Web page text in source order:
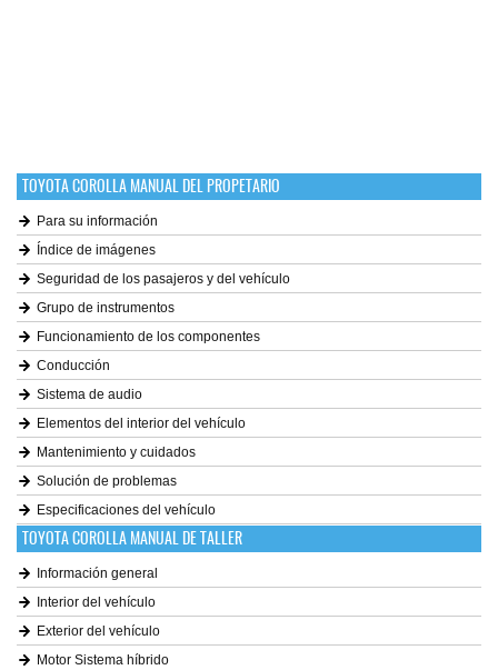
TOYOTA COROLLA MANUAL DEL PROPETARIO
Para su información
Índice de imágenes
Seguridad de los pasajeros y del vehículo
Grupo de instrumentos
Funcionamiento de los componentes
Conducción
Sistema de audio
Elementos del interior del vehículo
Mantenimiento y cuidados
Solución de problemas
Especificaciones del vehículo
TOYOTA COROLLA MANUAL DE TALLER
Información general
Interior del vehículo
Exterior del vehículo
Motor Sistema híbrido